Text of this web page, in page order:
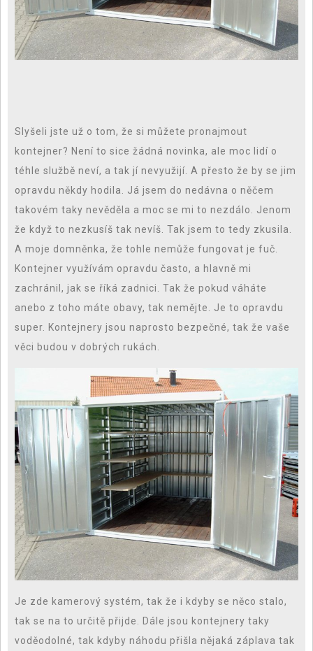
Slyšeli jste už o tom, že si můžete pronajmout
kontejner? Není to sice žádná novinka, ale moc lidí o
téhle službě neví, a tak jí nevyužijí. A přesto že by se jim
opravdu někdy hodila. Já jsem do nedávna o něčem
takovém taky nevěděla a moc se mi to nezdálo. Jenom
že když to nezkusíš tak nevíš. Tak jsem to tedy zkusila.
A moje domněnka, že tohle nemůže fungovat je fuč.
Kontejner využívám opravdu často, a hlavně mi
zachránil, jak se říká zadnici. Tak že pokud váháte
anebo z toho máte obavy, tak nemějte. Je to opravdu
super. Kontejnery jsou naprosto bezpečné, tak že vaše
věci budou v dobrých rukách.
Je zde kamerový systém, tak že i kdyby se něco stalo,
tak se na to určitě přijde. Dále jsou kontejnery taky
voděodolné, tak kdyby náhodu přišla nějaká záplava tak